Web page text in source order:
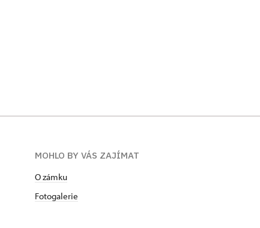
MOHLO BY VÁS ZAJÍMAT
O zámku
Fotogalerie